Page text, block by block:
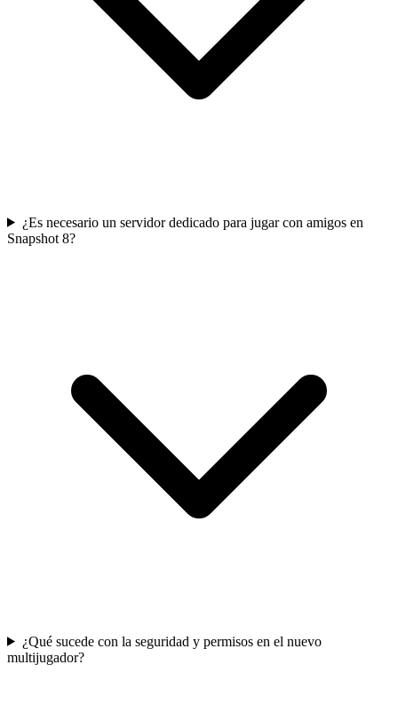
¿Es necesario un servidor dedicado para jugar con amigos en
Snapshot 8?
¿Qué sucede con la seguridad y permisos en el nuevo
multijugador?